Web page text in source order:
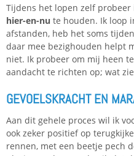
Tijdens het lopen zelf
hier-en-nu te houden. Ik loop
afstanden, heb het soms
daar mee bezighouden helpt
niet. Ik probeer om mij heen
aandacht te richten op; wat
GEVOELSKRACHT EN
Aan dit gehele proces wil ik
ook zeker positief op
rennen, met een beetje pech